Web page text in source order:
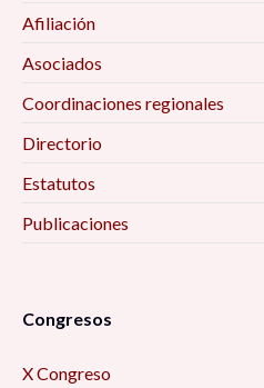
Afiliación
Asociados
Coordinaciones regionales
Directorio
Estatutos
Publicaciones
Congresos
X Congreso